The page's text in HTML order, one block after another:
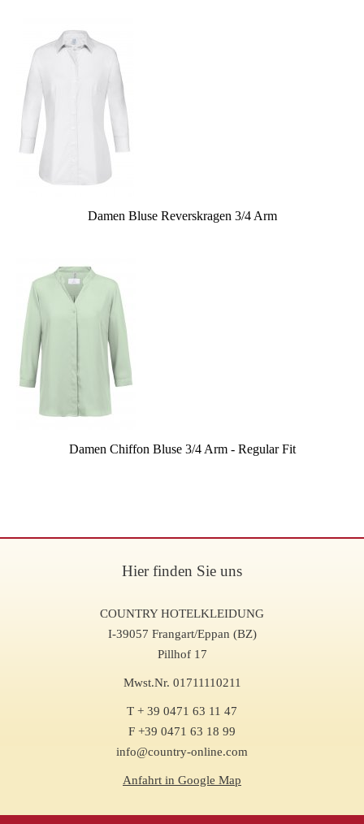
Damen Bluse Reverskragen 3/4 Arm
Damen Chiffon Bluse 3/4 Arm - Regular Fit
Hier finden Sie uns
COUNTRY HOTELKLEIDUNG
I-39057 Frangart/Eppan (BZ)
Pillhof 17
Mwst.Nr. 01711110211
T + 39 0471 63 11 47
F +39 0471 63 18 99
info@country-online.com
Anfahrt in Google Map